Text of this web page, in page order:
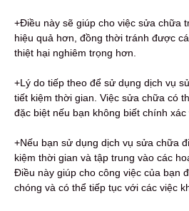
+Điều này sẽ giúp cho việc sửa chữa
hiệu quả hơn, đồng thời tránh được
thiệt hại nghiêm trọng hơn.
+Lý do tiếp theo để sử dụng dịch vụ
tiết kiệm thời gian. Việc sửa chữa có
đặc biệt nếu bạn không biết chính xác
+Nếu bạn sử dụng dịch vụ sửa chữa
kiệm thời gian và tập trung vào các
Điều này giúp cho công việc của bạn
chóng và có thể tiếp tục với các việc